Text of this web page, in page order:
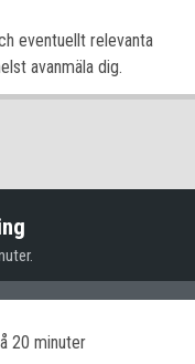
eventuellt relevanta
avanmäla dig.
20 minuter